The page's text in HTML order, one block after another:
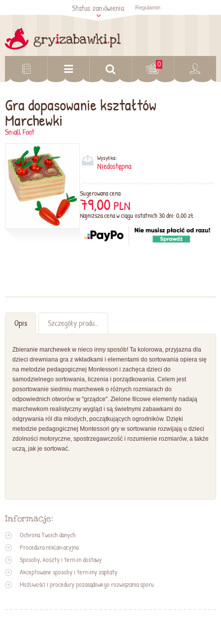
Sprawdź status
zamówienia
Status zamówienia Regulamin
0
Gra dopasowanie kształtów
Marchewki
Small Foot
Wysyłka:
Niedostępna
Sugerowana cena
79,00 PLN
Najniższa cena w ciągu ostatnich 30 dni: 0,00 zł
Opis Szczegóły produktu
Zbieranie marchewek w nieco inny sposób! Ta kolorowa, przyjazna dla
dzieci drewniana gra z wkładkami i elementami do sortowania opiera się
na metodzie pedagogicznej Montessori i zachęca dzieci do
samodzielnego sortowania, liczenia i porządkowania. Celem jest
posortowanie siedmiu marchewek o różnych rozmiarach do
odpowiednich otworów w "grządce". Zielone filcowe elementy nadają
marchewkom realistyczny wygląd i są świetnymi zabawkami do
odgrywania ról dla młodych, początkujących ogrodników. Dzięki
metodzie pedagogicznej Montessori gry w sortowanie rozwijają u dzieci
zdolności motoryczne, spostrzegawczość i rozumienie rozmiarów, a także
uczą, jak je sortować.
Informacje:
Ochrona Twoich danych
Procedura reklamacyjna
Sposoby, koszty i termin dostawy
Akceptowane sposoby i terminy zapłaty
Możliwości i procedury pozasądowego rozwiązania sporu